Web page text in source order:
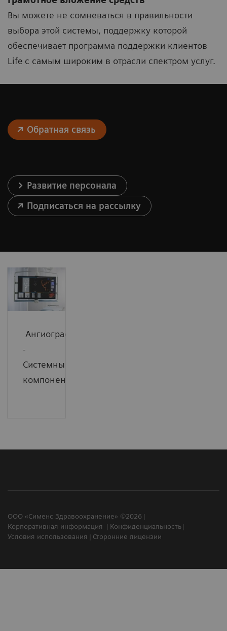
Вы можете не сомневаться в правильности
выбора этой системы, поддержку которой
обеспечивает программа поддержки клиентов
Life с самым широким в отрасли спектром услуг.
Обратная связь
Развитие персонала
Подписаться на рассылку
Ангиография
-
Системные
компоненты
ООО «Сименс Здравоохранение» ©2026
Корпоративная информация
Конфиденциальность
Условия использования
Сторонние лицензии